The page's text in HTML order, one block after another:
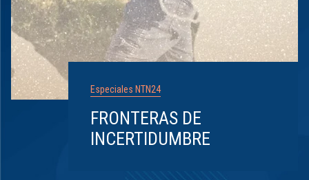
Especiales NTN24
FRONTERAS DE
INCERTIDUMBRE